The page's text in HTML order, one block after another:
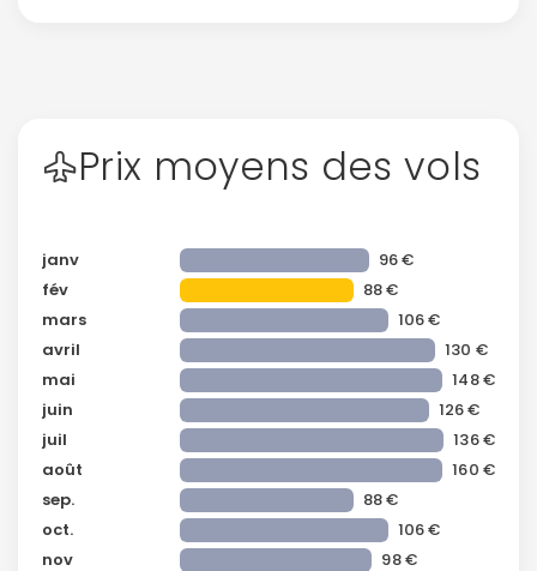
Prix moyens des vols
janv
96 €
fév
88 €
mars
106 €
avril
130 €
mai
148 €
juin
126 €
juil
136 €
août
160 €
sep.
88 €
oct.
106 €
nov
98 €